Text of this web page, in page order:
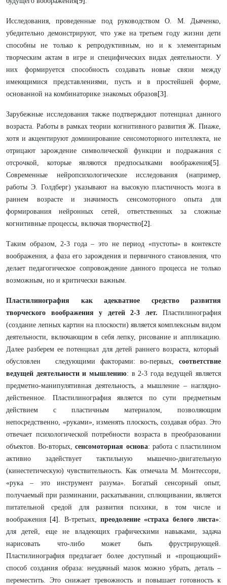
Исследования, проведенные под руководством О. М. Дьяченко,
убедительно демонстрируют, что уже на третьем году жизни дети
способны не только к репродуктивным, но и к элементарным
творческим актам в игре и специфических видах деятельности. У
них формируется способность создавать новые связи между
имеющимися представлениями, пусть и в простейшей форме,
основанной на комбинаторике знакомых образов [3] .
Зарубежные исследования также подтверждают потенциал данного
возраста. Работы в рамках теории когнитивного развития Ж. Пиаже,
хотя и акцентируют доминирование сенсомоторного интеллекта, не
отрицают зарождение символической функции и подражания с
отсрочкой, которые являются предпосылками воображения[5] .
Современные нейропсихологические исследования (например,
работы Э. Голдберг) указывают на высокую пластичность мозга в
раннем возрасте и значимость сенсомоторного опыта для
формирования нейронных сетей, ответственных за сложные
когнитивные процессы, включая творчество[2] .
Таким образом, 2-3 года – это не период «пустоты» в контексте
воображения, а фаза его зарождения и первичного становления, что
делает педагогическое сопровождение данного процесса не только
возможным, но и критически важным.
Пластилинография как адекватное средство развития
творческого воображения у детей 2-3 лет. Пластилинография
(создание лепных картин на плоскости) является комплексным видом
деятельности, включающим в себя лепку, рисование и аппликацию.
Далее разберем ее потенциал для детей раннего возраста, который
обусловлен следующими факторами: во-первых, соответствие
ведущей деятельности и мышлению: в 2-3 года ведущей является
предметно-манипулятивная деятельность, а мышление – наглядно-
действенное. Пластилинография является по сути предметным
действием с пластичным материалом, позволяющим
непосредственно, «руками», изменять плоскость, создавая образ. Это
отвечает психологической потребности возраста в преобразовании
объектов. Во-вторых,сенсомоторная основа: работа с пластилином
активно задействует тактильную мышечно-двигательную
(кинестетическую) чувствительность. Как отмечала М. Монтессори,
«рука – это инструмент разума». Богатый сенсорный опыт,
получаемый при разминании, раскатывании, сплющивании, является
питательной средой для развития психики, в том числе и
воображения [4] . В-третьих,преодоление «страха белого листа»:
для детей, еще не владеющих графическими навыками, задача
нарисовать что-либо может быть фрустрирующей.
Пластилинография предлагает более доступный и «прощающий»
способ создания образа: неудачный мазок можно убрать, деталь –
переместить. Это снижает тревожность и повышает готовность к